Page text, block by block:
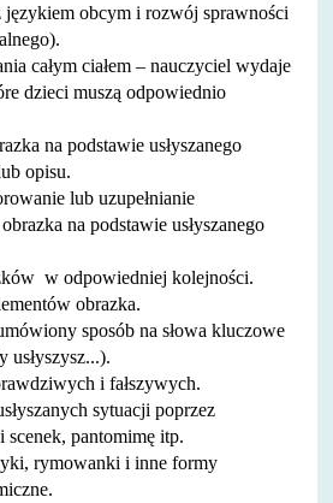
językiem obcym i rozwój sprawności
całym ciałem – nauczyciel wydaje
dzieci muszą odpowiednio
na podstawie usłyszanego
opisu.
lub uzupełnianie
na podstawie usłyszanego
w odpowiedniej kolejności.
obrazka.
sposób na słowa kluczowe
usłyszysz...).
i fałszywych.
sytuacji poprzez
pantomimę itp.
rymowanki i inne formy